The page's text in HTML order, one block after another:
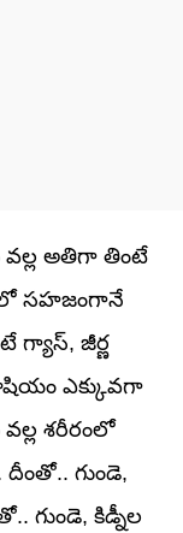
వల్ల అతిగా తింటే
సహజంగానే
గ్యాస్, జీర్ణ
ఎక్కువగా
శరీరంలో
గుండె,
గుండె, కిడ్నీల